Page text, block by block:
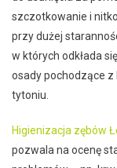
szczotkowanie i
przy dużej
w których odkłada
osady pochodzące z
tytoniu.
Higienizacja zębów
pozwala na ocenę